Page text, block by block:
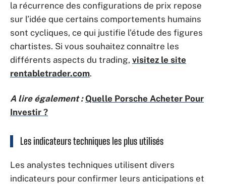
la récurrence des configurations de prix repose
sur l’idée que certains comportements humains
sont cycliques, ce qui justifie l’étude des figures
chartistes. Si vous souhaitez connaître les
différents aspects du trading, visitez le site
rentabletrader.com.
A lire également : Quelle Porsche Acheter Pour
Investir ?
Les indicateurs techniques les plus utilisés
Les analystes techniques utilisent divers
indicateurs pour confirmer leurs anticipations et